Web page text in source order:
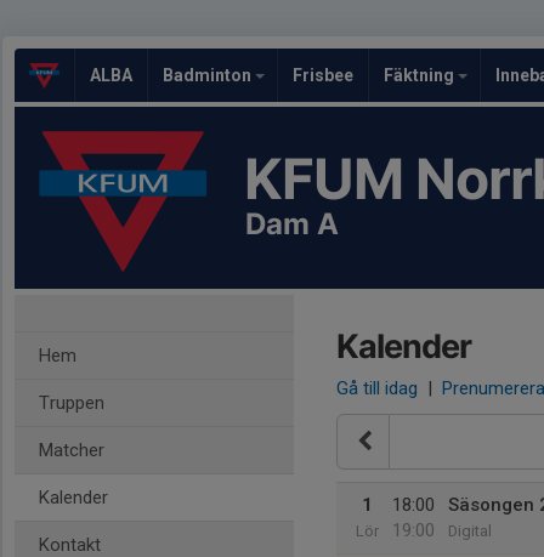
ALBA Badminton Frisbee Fäktning
KFUM
Dam A
Hem
Truppen
Matcher
Kalender
Kontakt
Kalender
Gå till idag | Prenumerera
1
Lör
18:00
19:00
Säsongen
Digital